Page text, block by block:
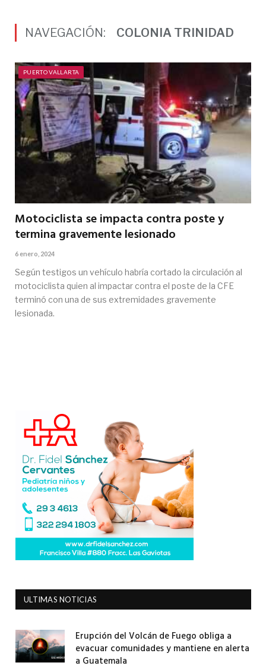
NAVEGACIÓN: COLONIA TRINIDAD
PUERTO VALLARTA
Motociclista se impacta contra poste y
termina gravemente lesionado
6 enero, 2024
Según testigos un vehículo habría cortado la circulación al
motociclista quien al impactar contra el poste de la CFE
terminó con una de sus extremidades gravemente
lesionada.
ULTIMAS NOTICIAS
Erupción del Volcán de Fuego obliga a
evacuar comunidades y mantiene en alerta
a Guatemala